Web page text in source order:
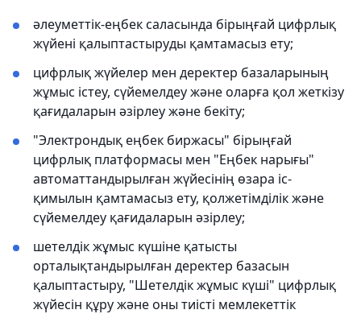
әлеуметтік-еңбек саласында бірыңғай цифрлық
жүйені қалыптастыруды қамтамасыз ету;
цифрлық жүйелер мен деректер базаларының
жұмыс істеу, сүйемелдеу және оларға қол жеткізу
қағидаларын әзірлеу және бекіту;
"Электрондық еңбек биржасы" бірыңғай
цифрлық платформасы мен "Еңбек нарығы"
автоматтандырылған жүйесінің өзара іс-
қимылын қамтамасыз ету, қолжетімділік және
сүйемелдеу қағидаларын әзірлеу;
шетелдік жұмыс күшіне қатысты
орталықтандырылған деректер базасын
қалыптастыру, "Шетелдік жұмыс күші" цифрлық
жүйесін құру және оны тиісті мемлекеттік